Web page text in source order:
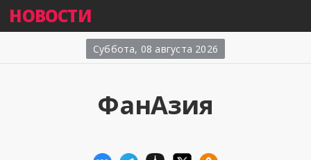
НОВОСТИ
Суббота, 08 августа 2026
ФанАзия